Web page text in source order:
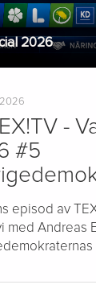
2026
-
#5
episod av
med Andreas